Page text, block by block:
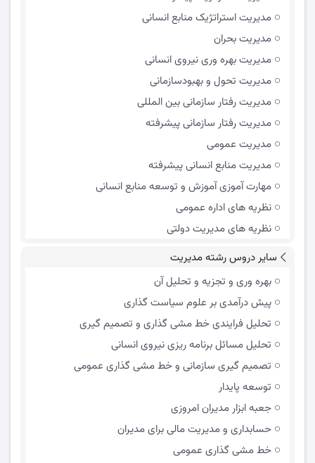
مدیریت استراتژیک منابع انسانی
مدیریت بحران
مدیریت بهره وری نیروی انسانی
مدیریت تحول و بهبود‌سازمانی
مدیریت رفتار سازمانی بین المللی
مدیریت رفتار سازمانی پیشرفته
مدیریت عمومی
مدیریت منابع انسانی پیشرفته
مهارت آموزی آموزش و توسعه منابع انسانی
نظریه های اداره عمومی
نظریه های مدیریت دولتی
سایر دروس رشته مدیریت
بهره وری و تجزیه و تحلیل آن
پیش درآمدی بر علوم سیاست گذاری
تحلیل فرایندی خط مشی گذاری و تصمیم گیری
تحلیل مسائل برنامه ریزی نیروی انسانی
تصمیم گیری سازمانی و خط مشی گذاری عمومی
توسعه پایدار
جعبه ابزار مدیران امروزی
حسابداری و مدیریت مالی برای مدیران
خط مشی گذاری عمومی